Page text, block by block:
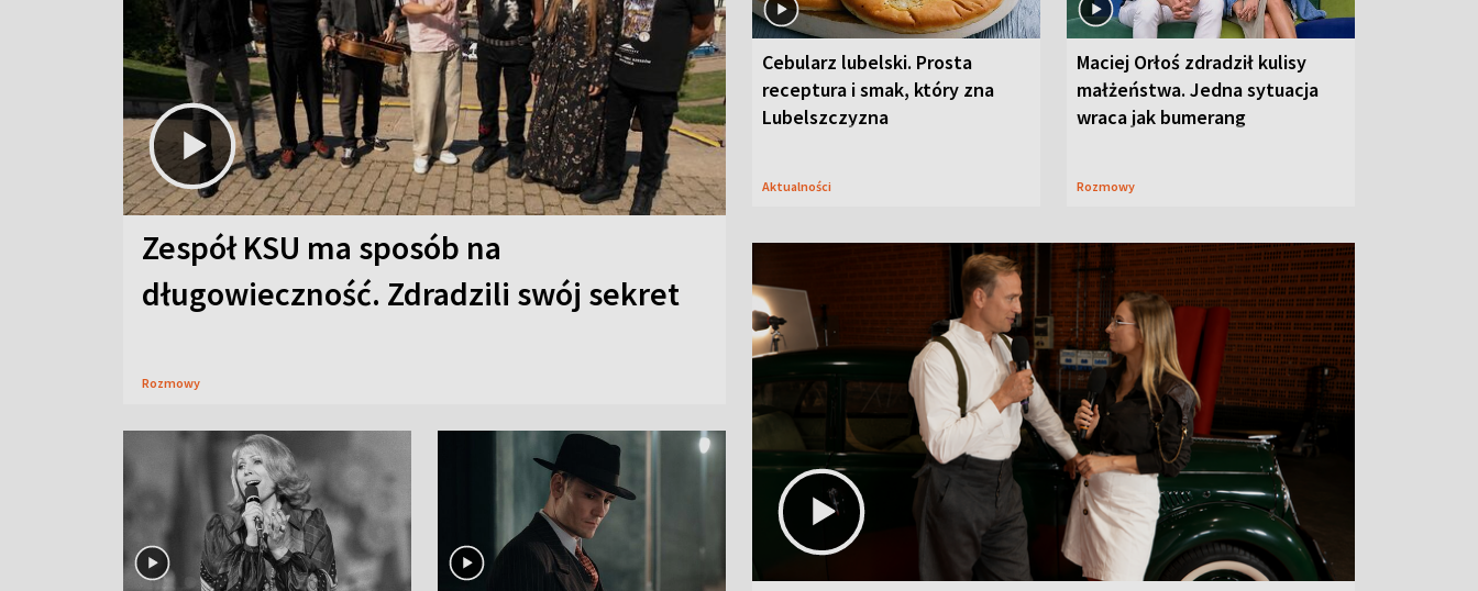
Zespół KSU ma sposób na
długowieczność. Zdradzili swój sekret
Rozmowy
Cebularz lubelski. Prosta
receptura i smak, który zna
Lubelszczyzna
Aktualności
Maciej Orłoś zdradził kulisy
małżeństwa. Jedna sytuacja
wraca jak bumerang
Rozmowy